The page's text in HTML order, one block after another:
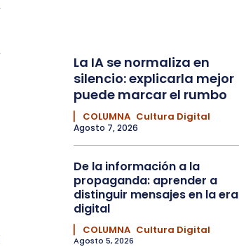
La IA se normaliza en
silencio: explicarla mejor
puede marcar el rumbo
▏ COLUMNA Cultura Digital
Agosto 7, 2026
De la información a la
propaganda: aprender a
distinguir mensajes en la era
digital
▏ COLUMNA Cultura Digital
Agosto 5, 2026